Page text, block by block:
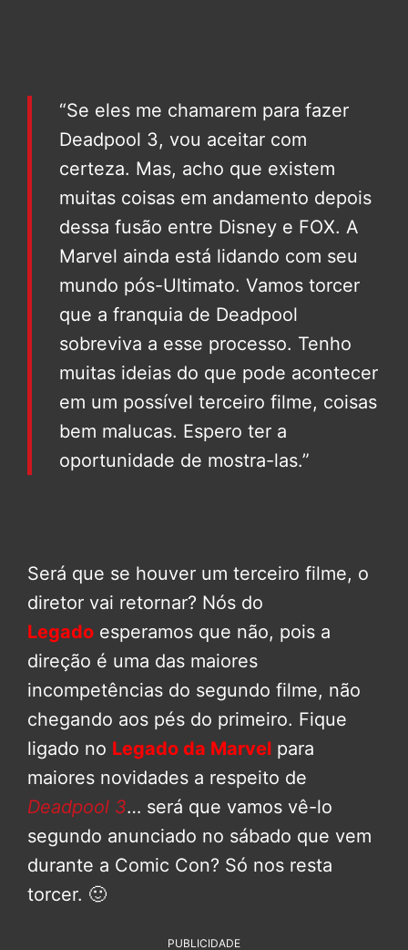
“Se eles me chamarem para fazer
Deadpool 3, vou aceitar com
certeza. Mas, acho que existem
muitas coisas em andamento depois
dessa fusão entre Disney e FOX. A
Marvel ainda está lidando com seu
mundo pós-Ultimato. Vamos torcer
que a franquia de Deadpool
sobreviva a esse processo. Tenho
muitas ideias do que pode acontecer
em um possível terceiro filme, coisas
bem malucas. Espero ter a
oportunidade de mostra-las.”
Será que se houver um terceiro filme, o
diretor vai retornar? Nós do
Legado esperamos que não, pois a
direção é uma das maiores
incompetências do segundo filme, não
chegando aos pés do primeiro. Fique
ligado no Legado da Marvel para
maiores novidades a respeito de
Deadpool 3… será que vamos vê-lo
segundo anunciado no sábado que vem
durante a Comic Con? Só nos resta
torcer. 🙂
PUBLICIDADE